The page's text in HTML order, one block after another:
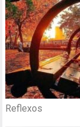
Reflexos